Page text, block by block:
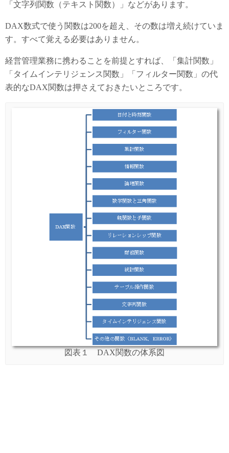
「文字列関数（テキスト関数）」などがあります。
DAX数式で使う関数は200を超え、その数は増え続けていま
す。すべて覚える必要はありません。
経営管理業務に携わることを前提とすれば、「集計関数」
「タイムインテリジェンス関数」「フィルター関数」の代
表的なDAX関数は押さえておきたいところです。
図表１ DAX関数の体系図